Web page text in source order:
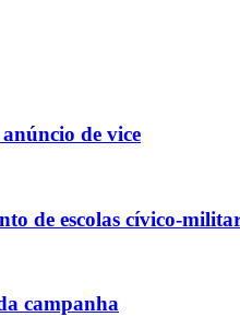
de vice
de escolas cívico-
campanha